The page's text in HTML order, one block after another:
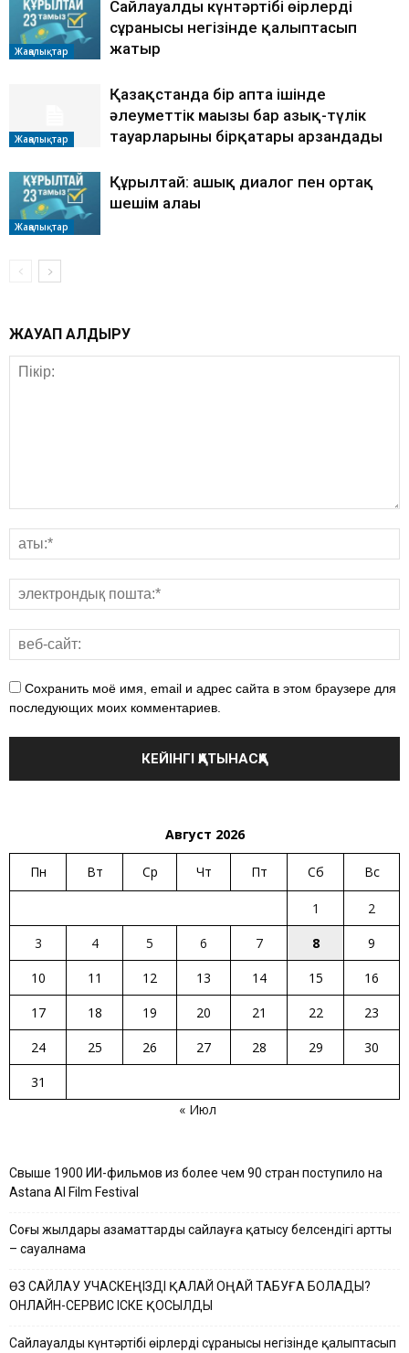
Жаңалықтар
Сайлауалды күнтәртібі өңірлердің
сұранысы негізінде қалыптасып
жатыр
Жаңалықтар
Қазақстанда бір апта ішінде
әлеуметтік маңызы бар азық-түлік
тауарларының бірқатары арзандады
Жаңалықтар
Құрылтай: ашық диалог пен ортақ
шешім алаңы
ЖАУАП ҚАЛДЫРУ
Сохранить моё имя, email и адрес сайта в этом браузере для
последующих моих комментариев.
Август 2026
Пн Вт Ср Чт Пт Сб Вс
1
2
3
4 5 6 7 8
9
10
11 12 13 14 15
16
17
18 19 20 21 22
23
24
25 26 27 28 29
30
31
« Июл
Свыше 1900 ИИ-фильмов из более чем 90 стран поступило на
Astana AI Film Festival
Соңғы жылдары азаматтардың сайлауға қатысу белсендігі артты
– сауалнама
ӨЗ САЙЛАУ УЧАСКЕҢІЗДІ ҚАЛАЙ ОҢАЙ ТАБУҒА БОЛАДЫ?
ОНЛАЙН-СЕРВИС ІСКЕ ҚОСЫЛДЫ
Сайлауалды күнтәртібі өңірлердің сұранысы негізінде қалыптасып